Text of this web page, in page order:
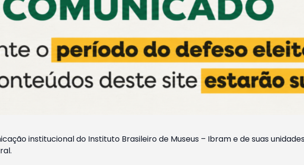
institucional do Instituto Brasileiro de Museus – Ibram e de suas